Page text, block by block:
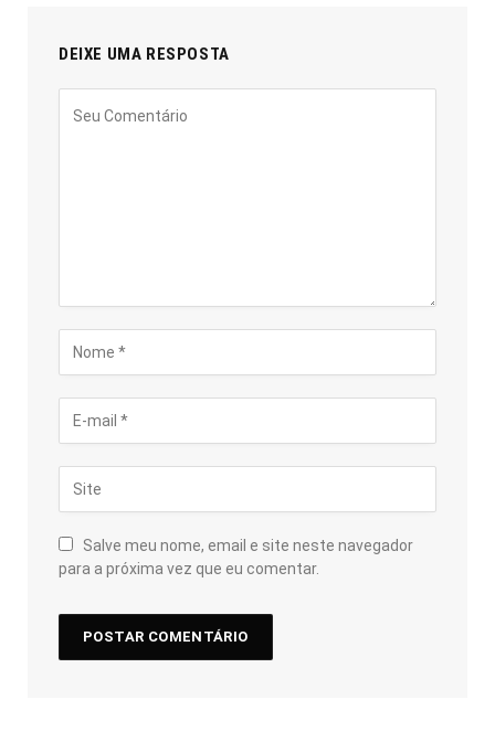
DEIXE UMA RESPOSTA
Salve meu nome, email e site neste navegador
para a próxima vez que eu comentar.